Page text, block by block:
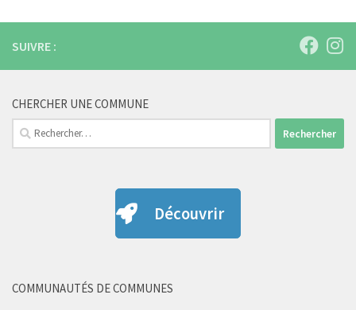
SUIVRE :
CHERCHER UNE COMMUNE
Rechercher :
Découvrir
COMMUNAUTÉS DE COMMUNES